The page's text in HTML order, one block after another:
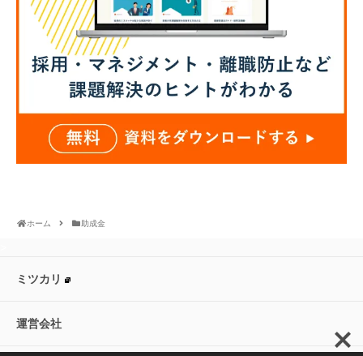
ホーム 助成金
ミツカリ
運営会社